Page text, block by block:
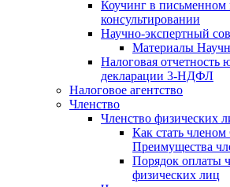
Коучинг в письменном
консультировании
Научно-экспертный
Материалы
Налоговая
декларации 3-НДФЛ
Налоговое агентство
Членство
Членство физических
Как стать
Преимущества
Порядок оплаты
физических лиц